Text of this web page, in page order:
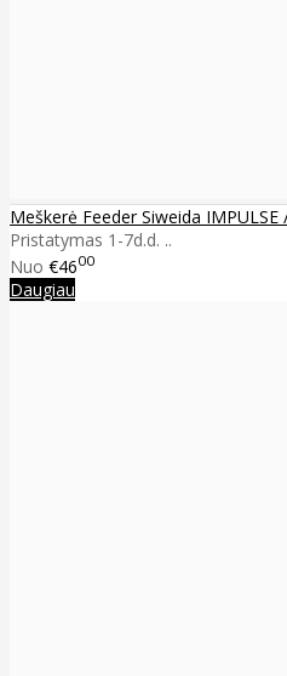
Meškerė Feeder Siweida
Pristatymas 1-7d.d. ..
Nuo €4600
Daugiau